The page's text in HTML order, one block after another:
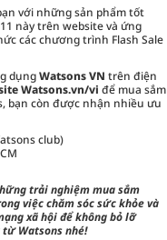
với những sản phẩm tốt
này trên website và ứng
các chương trình Flash Sale
dụngWatsons VN trên điện
Watsons.vn/vi để mua sắm
bạn còn được nhận nhiều ưu
club)
trải nghiệm mua sắm
việc chăm sóc sức khỏe và
xã hội để không bỏ lỡ
Watsons nhé!